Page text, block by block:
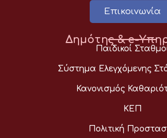
Επικοινωνία
Δημότης & e-
Παιδικοί
Σύστημα Ελεγχόμενης
Κανονισμός
ΚΕΠ
Πολιτική